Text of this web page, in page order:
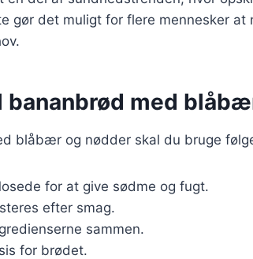
gør det muligt for flere mennesker
bananbrød med
blåbær og nødder skal du bruge
for at give sødme og fugt.
efter smag.
sammen.
for brødet.